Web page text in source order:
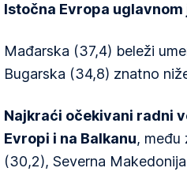
Istočna Evropa
Mađarska (37,4) beleži
Bugarska (34,8) znatno
Najkraći očekivani radni
Evropi i na Balkanu, među
(30,2), Severna